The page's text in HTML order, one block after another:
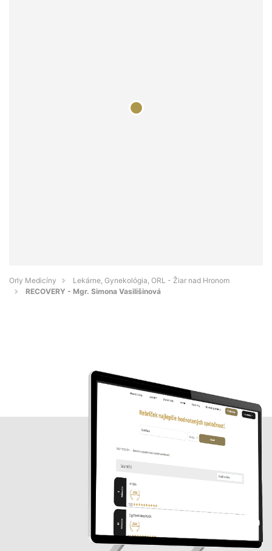
Orly Medicíny
Lekárne, Gynekológia, ORL - Žiar nad Hronom
RECOVERY - Mgr. Simona Vasilišinová